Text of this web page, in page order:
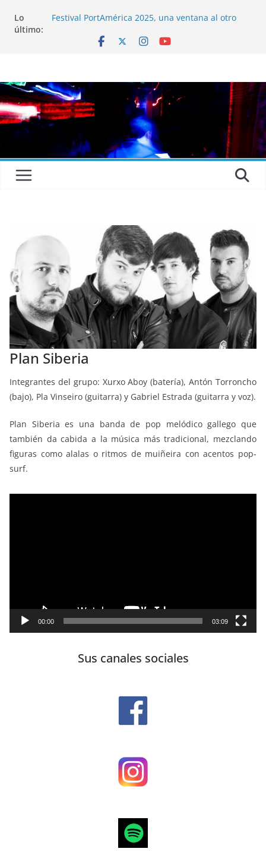
Lo
último:
Festival PortAmérica 2025, una ventana al otro
El Atlantic Fest 2025 propone un menú musical
Entrevista a RUMIA
Entrevista a mariagrep
Plan Siberia
Integrantes del grupo: Xurxo Aboy (batería), Antón Torroncho
(bajo), Pla Vinseiro (guitarra) y Gabriel Estrada (guitarra y voz).
Plan Siberia es una banda de pop melódico gallego que
también da cabida a la música más tradicional, mezclando
figuras como alalas o ritmos de muiñeira con acentos pop-
surf.
00:00 03:09
Sus canales sociales